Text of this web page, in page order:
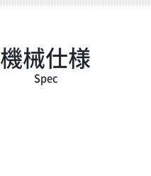
機械仕様
Spec